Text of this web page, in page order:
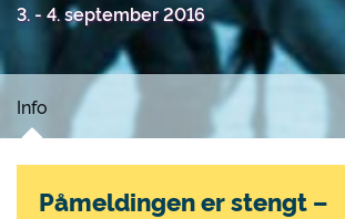
3. - 4. september 2016
Info
Påmeldingen er stengt –